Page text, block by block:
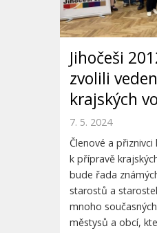
Jihočeši
zvolili
krajských
7. 5. 2024
Členové a přiznivci
k přípravě
bude řada
starostů a
mnoho
městysů a obcí,